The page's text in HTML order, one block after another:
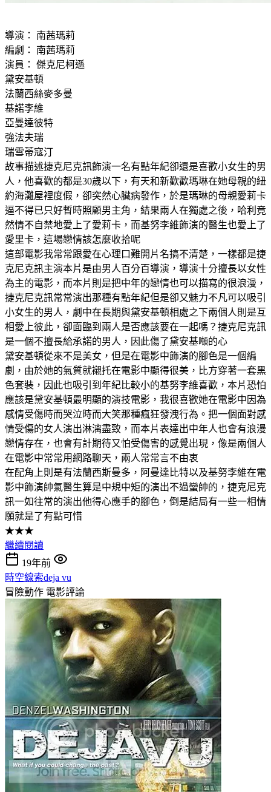
導演： 南茜瑪莉
編劇： 南茜瑪莉
演員： 傑克尼柯遜
黛安基頓
法蘭西絲麥多曼
基諾李維
亞曼達彼特
強法夫瑞
瑞雪蒂寇汀
故事描述捷克尼克訊飾演一名有點年紀卻還是喜歡小女生的男
人，他喜歡的都是30歲以下，有天和新歡歡瑪琳在她母親的紐
約海灘屋裡度假，卻突然心臟病發作，於是瑪琳的母親愛莉卡
逼不得已只好暫時照顧男主角，結果兩人在獨處之後，哈利竟
然情不自禁地愛上了愛莉卡，而基努李維飾演的醫生也愛上了
愛里卡，這場戀情該怎麼收拾呢
這部電影我常常跟愛在心理口難開片名搞不清楚，一樣都是捷
克尼克訊主演本片是由男人百分百導演，導演十分擅長以女性
為主的電影，而本片則是把中年的戀情也可以描寫的很浪漫，
捷克尼克訊常常演出那種有點年紀但是卻又魅力不凡可以吸引
小女生的男人，劇中在長期與黛安基頓相處之下兩個人則是互
相愛上彼此，卻面臨到兩人是否應該要在一起嗎？捷克尼克訊
是一個不擅長給承諾的男人，因此傷了黛安基噸的心
黛安基頓從來不是美女，但是在電影中飾演的腳色是一個編
劇，由於她的氣質就襯托在電影中顯得很美，比方穿著一套黑
色套裝，因此也吸引到年紀比較小的基努李維喜歡，本片恐怕
應該是黛安基頓最明顯的演技電影，我很喜歡她在電影中因為
感情受傷時而哭泣時而大笑那種瘋狂發洩行為。把一個面對感
情受傷的女人演出淋漓盡致，而本片表達出中年人也會有浪漫
戀情存在，也會有計期待又怕受傷害的感覺出現，像是兩個人
在電影中常常用網路聊天，兩人常常言不由衷
在配角上則是有法蘭西斯曼多，阿曼達比特以及基努李維在電
影中飾演帥氣醫生算是中規中矩的演出不過蠻帥的，捷克尼克
訊一如往常的演出他得心應手的腳色，倒是結局有一些一相情
願就是了有點可惜
★★★
繼續閱讀
19年前
時空線索deja vu
冒險動作 電影評論